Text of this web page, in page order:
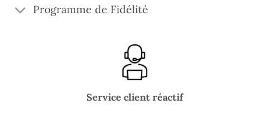
Programme de Fidélité
Service client réactif